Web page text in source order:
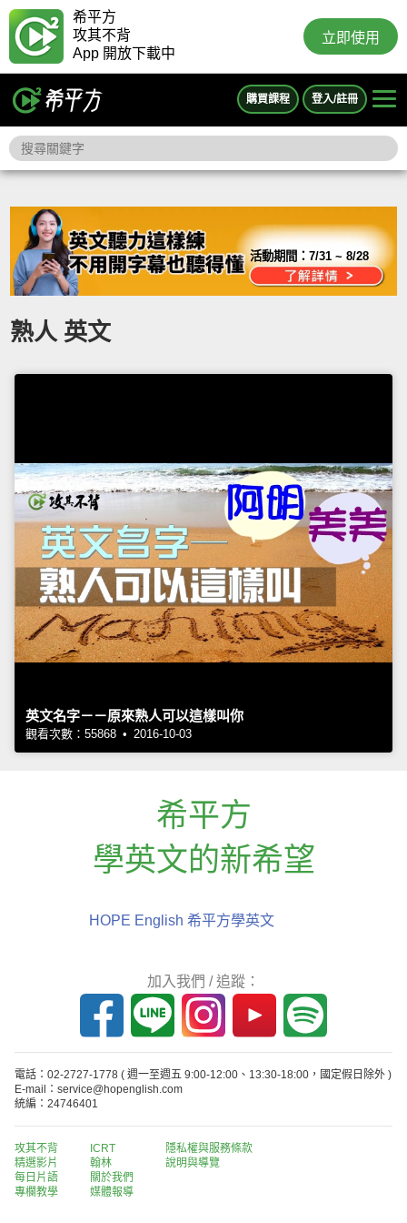
希平方
攻其不背
App 開放下載中
立即使用
購買課程 登入/註冊
活動期間：7/31 ~ 8/28
熟人 英文
英文名字－－原來熟人可以這樣叫你
觀看次數：55868 • 2016-10-03
希平方
學英文的新希望
HOPE English 希平方學英文
加入我們 / 追蹤：
電話：02-2727-1778 ( 週一至週五 9:00-12:00、13:30-18:00，國定假日除外 )
E-mail：service@hopenglish.com
統編：24746401
攻其不背
精選影片
每日片語
專欄教學
ICRT
翰林
關於我們
媒體報導
隱私權與服務條款
說明與導覽